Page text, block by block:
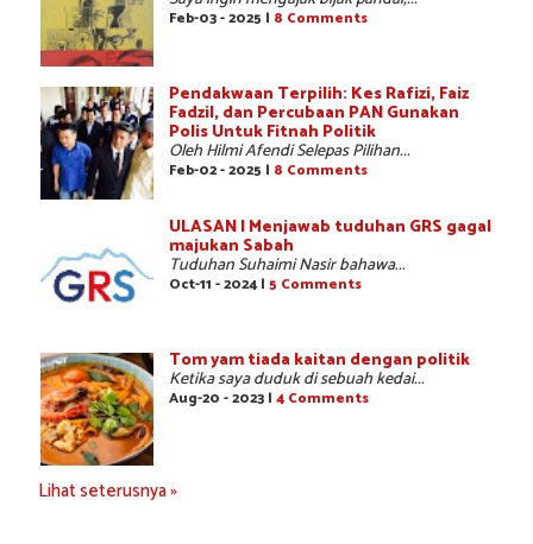
Feb-03 - 2025 | 8 Comments
Pendakwaan Terpilih: Kes Rafizi, Faiz
Fadzil, dan Percubaan PAN Gunakan
Polis Untuk Fitnah Politik
Oleh Hilmi Afendi Selepas Pilihan...
Feb-02 - 2025 | 8 Comments
ULASAN | Menjawab tuduhan GRS gagal
majukan Sabah
Tuduhan Suhaimi Nasir bahawa...
Oct-11 - 2024 | 5 Comments
Tom yam tiada kaitan dengan politik
Ketika saya duduk di sebuah kedai...
Aug-20 - 2023 | 4 Comments
Lihat seterusnya »